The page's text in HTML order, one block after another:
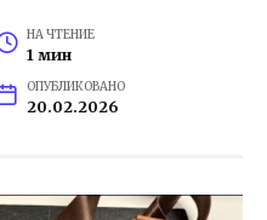
НА ЧТЕНИЕ
1 мин
ОПУБЛИКОВАНО
20.02.2026